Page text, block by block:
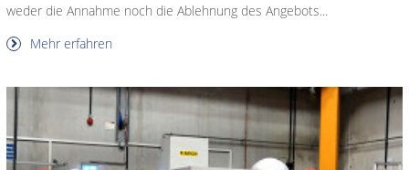
weder die Annahme noch die Ablehnung des Angebots...
Mehr erfahren